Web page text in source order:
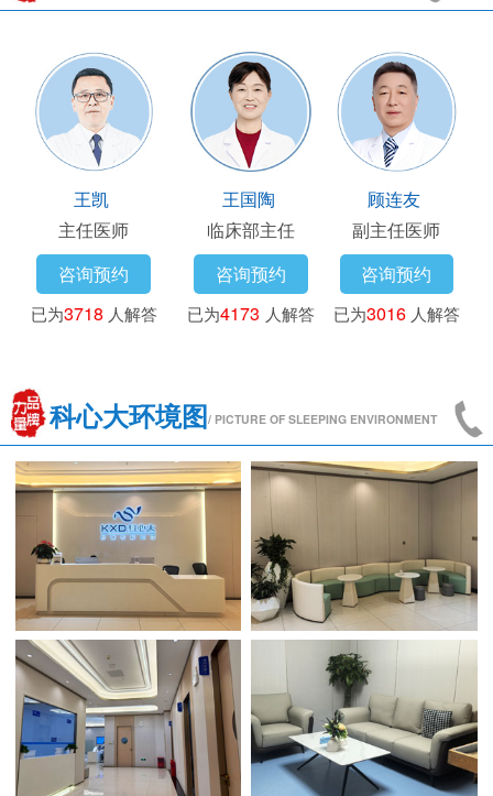
王凯
主任医师
咨询预约
已为3718 人解答
王国陶
临床部主任
咨询预约
已为4173 人解答
顾连友
副主任医师
咨询预约
已为3016 人解答
科心大环境图/ PICTURE OF SLEEPING ENVIRONMENT